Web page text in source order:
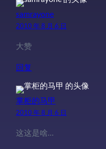
samrayone
2010 年 8 月 6 日
大赞
回复
掌柜的马甲
2010 年 8 月 6 日
这这是啥…